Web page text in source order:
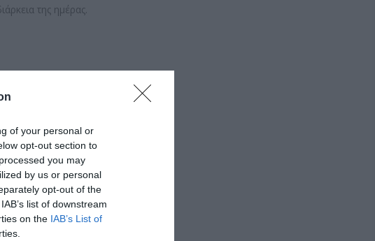
of your personal or
opt-out section to
you may
by us or personal
opt-out of the
list of downstream
on the IAB’s List of
της ημέρας.